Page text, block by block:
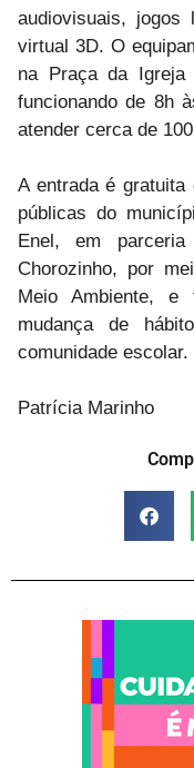
audiovisuais, jogos
virtual 3D. O
na Praça da
funcionando de 8h
atender cerca de
A entrada é
públicas do
Enel, em
Chorozinho, por
Meio Ambiente, e
mudança de
comunidade escolar.
Patrícia Marinho